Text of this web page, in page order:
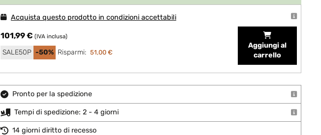
Acquista questo prodotto in condizioni accettabili
101,99 € (IVA inclusa)
SALE50P -50% Risparmi: 51,00 €
Aggiungi al
carrello
Pronto per la spedizione
Tempi di spedizione: 2 - 4 giorni
14 giorni diritto di recesso